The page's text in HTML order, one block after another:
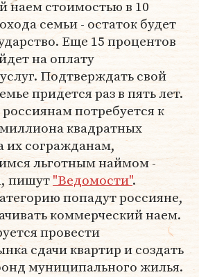
наем стоимостью в 10
семьи - остаток будет
Еще 15 процентов
на оплату
Подтверждать свой
придется раз в пять лет.
потребуется к
миллиона квадратных
их согражданам,
льготным наймом -
пишут"Ведомости".
попадут россияне,
коммерческий наем.
провести
сдачи квартир и создать
муниципального жилья.